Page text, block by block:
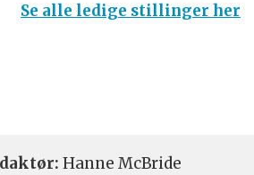
Se alle ledige stillinger her
Hanne McBride